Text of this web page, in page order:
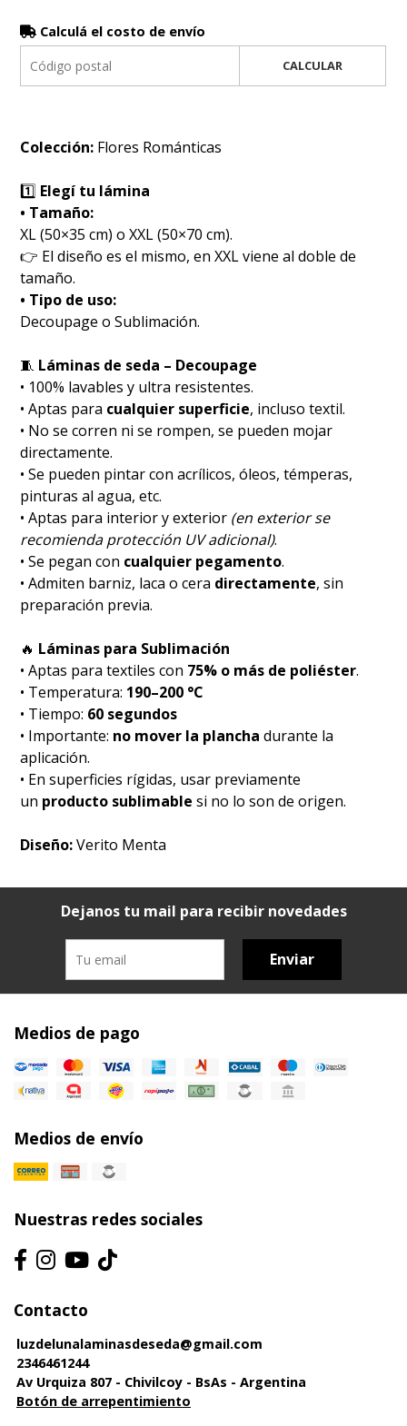
Calculá el costo de envío
CALCULAR
Colección: Flores Románticas
1️⃣ Elegí tu lámina
• Tamaño:
XL (50×35 cm) o XXL (50×70 cm).
👉 El diseño es el mismo, en XXL viene al doble de
tamaño.
• Tipo de uso:
Decoupage o Sublimación.
🧵 Láminas de seda – Decoupage
• 100% lavables y ultra resistentes.
• Aptas para cualquier superficie, incluso textil.
• No se corren ni se rompen, se pueden mojar
directamente.
• Se pueden pintar con acrílicos, óleos, témperas,
pinturas al agua, etc.
• Aptas para interior y exterior (en exterior se
recomienda protección UV adicional).
• Se pegan con cualquier pegamento.
• Admiten barniz, laca o cera directamente, sin
preparación previa.
🔥 Láminas para Sublimación
• Aptas para textiles con 75% o más de poliéster.
• Temperatura: 190–200 °C
• Tiempo: 60 segundos
• Importante: no mover la plancha durante la
aplicación.
• En superficies rígidas, usar previamente
un producto sublimable si no lo son de origen.
Diseño:Verito Menta
Dejanos tu mail para recibir novedades
Enviar
Medios de pago
Medios de envío
Nuestras redes sociales
Contacto
luzdelunalaminasdeseda@gmail.com
2346461244
Av Urquiza 807 - Chivilcoy - BsAs - Argentina
Botón de arrepentimiento